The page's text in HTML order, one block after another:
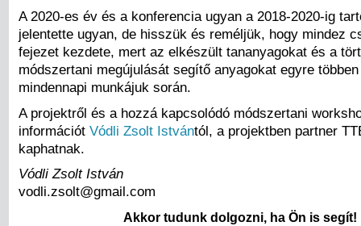
A 2020-es év és a konferencia ugyan a 2018-2020-ig
jelentette ugyan, de hisszük és reméljük, hogy mindez
fejezet kezdete, mert az elkészült tananyagokat és a
módszertani megújulását segítő anyagokat egyre
mindennapi munkájuk során.
A projektről és a hozzá kapcsolódó módszertani
információt Vódli Zsolt Istvántól, a projektben partner
kaphatnak.
Vódli Zsolt István
vodli.zsolt@gmail.com
Akkor tudunk dolgozni, ha Ön is segít!